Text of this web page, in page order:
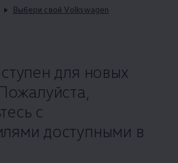
Выбери свой Volkswagen
для новых
с
доступными в